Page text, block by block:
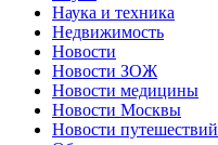
Наука и техника
Недвижимость
Новости
Новости ЗОЖ
Новости медицины
Новости Москвы
Новости путешествий